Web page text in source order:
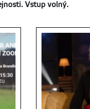
Vstup volný.